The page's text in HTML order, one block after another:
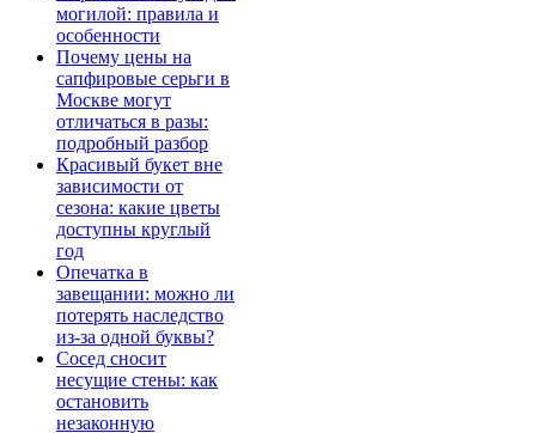
могилой: правила и
особенности
Почему цены на
сапфировые серьги в
Москве могут
отличаться в разы:
подробный разбор
Красивый букет вне
зависимости от
сезона: какие цветы
доступны круглый
год
Опечатка в
завещании: можно ли
потерять наследство
из-за одной буквы?
Сосед сносит
несущие стены: как
остановить
незаконную